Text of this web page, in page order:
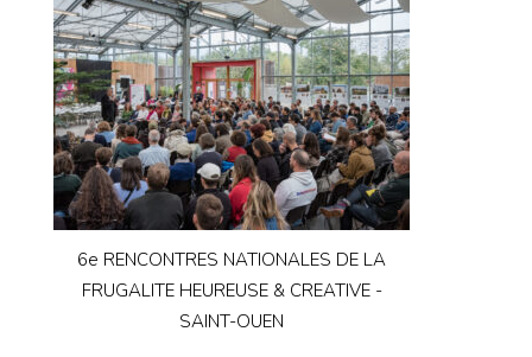
6e RENCONTRES NATIONALES DE LA
FRUGALITE HEUREUSE & CREATIVE -
SAINT-OUEN